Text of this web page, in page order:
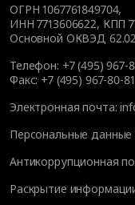
ОГРН 1067761849704,
ИНН 7713606622, КПП
Основной ОКВЭД 62.02
Телефон: +7 (495) 967-
Факс: +7 (495) 967-80-81
Электронная почта:
Персональные
Антикоррупционная
Раскрытие